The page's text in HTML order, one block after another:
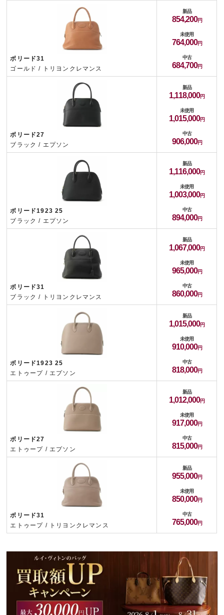
ボリード31
ゴールド / トリヨンクレマンス
新品
854,200
未使用
764,000
中古
684,700
ボリード27
ブラック / エプソン
新品
1,118,000
未使用
1,015,000
中古
906,000
ボリード1923 25
ブラック / エプソン
新品
1,116,000
未使用
1,003,000
中古
894,000
ボリード31
ブラック / トリヨンクレマンス
新品
1,067,000
未使用
965,000
中古
860,000
ボリード1923 25
エトゥープ / エプソン
新品
1,015,000
未使用
910,000
中古
818,000
ボリード27
エトゥープ / エプソン
新品
1,012,000
未使用
917,000
中古
815,000
ボリード31
エトゥープ / トリヨンクレマンス
新品
955,000
未使用
850,000
中古
765,000